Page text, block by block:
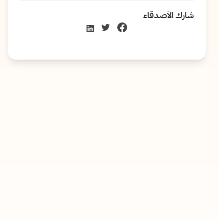
شارك الأصدقاء